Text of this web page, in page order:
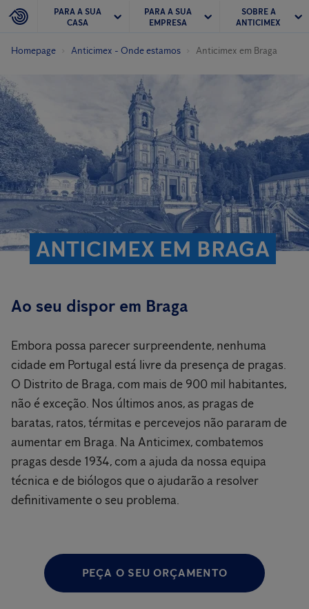
PARA A SUA
CASA
PARA A SUA
EMPRESA
SOBRE A
ANTICIMEX
Homepage Anticimex - Onde estamos Anticimex em Braga
ANTICIMEX EM BRAGA
Ao seu dispor em Braga
Embora possa parecer surpreendente, nenhuma
cidade em Portugal está livre da presença de pragas.
O Distrito de Braga, com mais de 900 mil habitantes,
não é exceção. Nos últimos anos, as pragas de
baratas, ratos, térmitas e percevejos não pararam de
aumentar em Braga. Na Anticimex, combatemos
pragas desde 1934, com a ajuda da nossa equipa
técnica e de biólogos que o ajudarão a resolver
definitivamente o seu problema.
PEÇA O SEU ORÇAMENTO